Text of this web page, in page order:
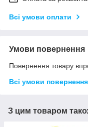
Всі умови оплати
Умови повернення
Повернення товару
Всі умови повернення
З цим товаром